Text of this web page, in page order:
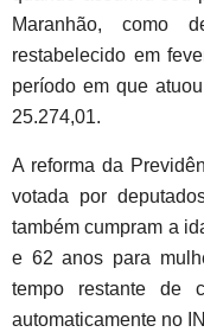
Maranhão, como
restabelecido em
período em que
25.274,01.
A reforma da
votada por
também cumpram a
e 62 anos para
tempo restante de
automaticamente no